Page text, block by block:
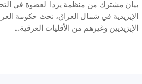
بيان مشترك من منظمة يزدا العضوة في
الإيزيدية في شمال العراق، نحث حكومة
الإيزيديين وغيرهم من الأقليات العرقية...